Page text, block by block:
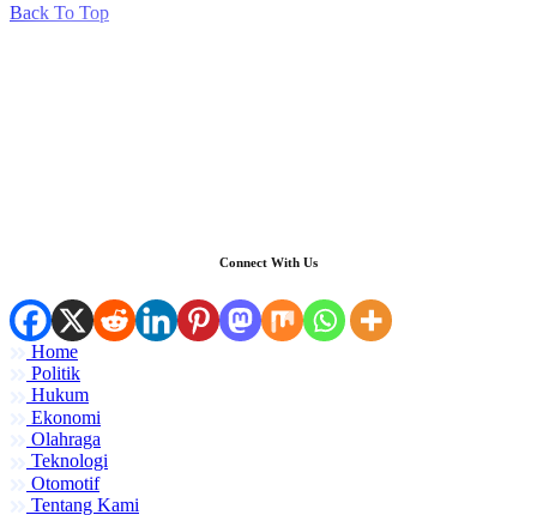
Back To Top
Connect With Us
Home
Politik
Hukum
Ekonomi
Olahraga
Teknologi
Otomotif
Tentang Kami